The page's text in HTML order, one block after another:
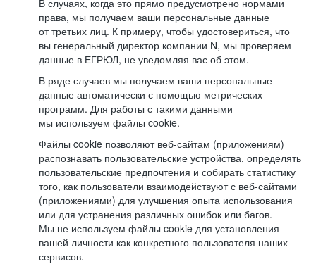
В случаях, когда это прямо предусмотрено нормами
права, мы получаем ваши персональные данные
от третьих лиц. К примеру, чтобы удостовериться, что
вы генеральный директор компании N, мы проверяем
данные в ЕГРЮЛ, не уведомляя вас об этом.
В ряде случаев мы получаем ваши персональные
данные автоматически с помощью метрических
программ. Для работы с такими данными
мы используем файлы cookie.
Файлы cookie позволяют веб-сайтам (приложениям)
распознавать пользовательские устройства, определять
пользовательские предпочтения и собирать статистику
того, как пользователи взаимодействуют с веб-сайтами
(приложениями) для улучшения опыта использования
или для устранения различных ошибок или багов.
Мы не используем файлы cookie для установления
вашей личности как конкретного пользователя наших
сервисов.